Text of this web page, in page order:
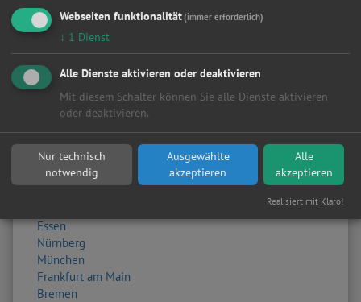
Alle
Berlin
Hamburg
Dresden
Köln
Leipzig
Dortmund
Kaiserslautern
Stuttgart
Essen
Nürnberg
München
Frankfurt am Main
Bremen
Webseiten funktionalität(immer erforderlich)
↓ 1 Dienst
Alle Dienste aktivieren oder deaktivieren
Mit diesem Schalter können Sie alle Dienste aktivieren
oder deaktivieren.
Nur technisch
notwendig
Ausgewählte
akzeptieren
Alle
akzeptieren
Realisiert mit Klaro!